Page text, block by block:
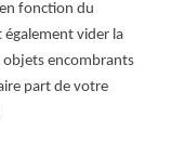
fonction du
vider la
objets encombrants
part de votre